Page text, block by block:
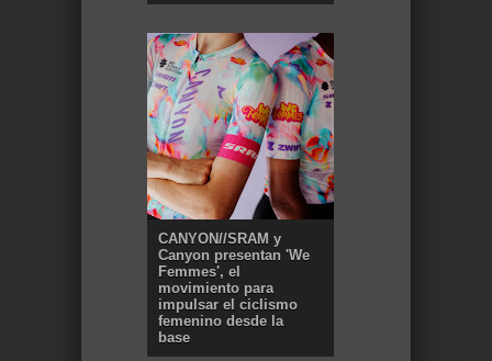
CANYON//SRAM y
Canyon presentan 'We
Femmes', el
movimiento para
impulsar el ciclismo
femenino desde la
base